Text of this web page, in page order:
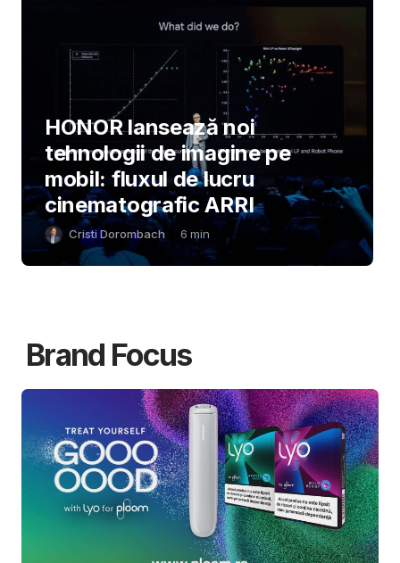
HONOR lansează noi
tehnologii de imagine pe
mobil: fluxul de lucru
cinematografic ARRI
Cristi Dorombach 6 min
Brand Focus